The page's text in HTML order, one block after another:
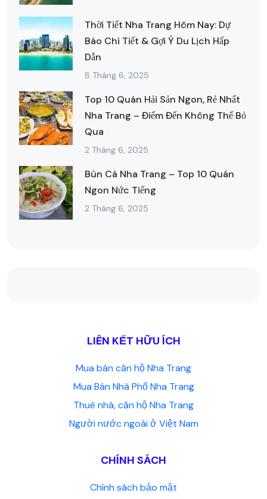
Thời Tiết Nha Trang Hôm Nay: Dự
Báo Chi Tiết & Gợi Ý Du Lịch Hấp
Dẫn
8 Tháng 6, 2025
Top 10 Quán Hải Sản Ngon, Rẻ Nhất
Nha Trang – Điểm Đến Không Thể Bỏ
Qua
2 Tháng 6, 2025
Bún Cá Nha Trang – Top 10 Quán
Ngon Nức Tiếng
2 Tháng 6, 2025
LIÊN KẾT HỮU ÍCH
Mua bán căn hộ Nha Trang
Mua Bán Nhà Phố Nha Trang
Thuê nhà, căn hộ Nha Trang
Người nước ngoài ở Việt Nam
CHÍNH SÁCH
Chính sách bảo mật